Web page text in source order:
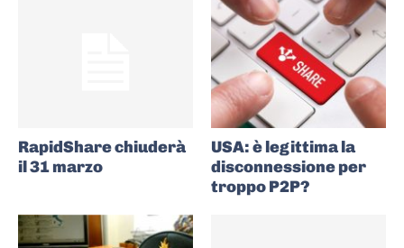
RapidShare chiuderà
il 31 marzo
USA: è legittima la
disconnessione per
troppo P2P?